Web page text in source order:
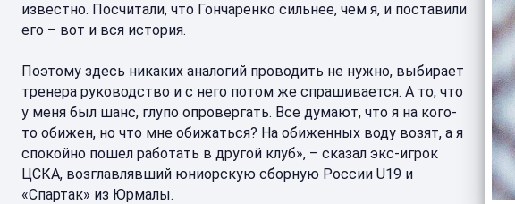
известно. Посчитали, что Гончаренко сильнее, чем я, и поставили
его – вот и вся история.
Поэтому здесь никаких аналогий проводить не нужно, выбирает
тренера руководство и с него потом же спрашивается. А то, что
у меня был шанс, глупо опровергать. Все думают, что я на кого-
то обижен, но что мне обижаться? На обиженных воду возят, а я
спокойно пошел работать в другой клуб», – сказал экс-игрок
ЦСКА, возглавлявший юниорскую сборную России U19 и
«Спартак» из Юрмалы.